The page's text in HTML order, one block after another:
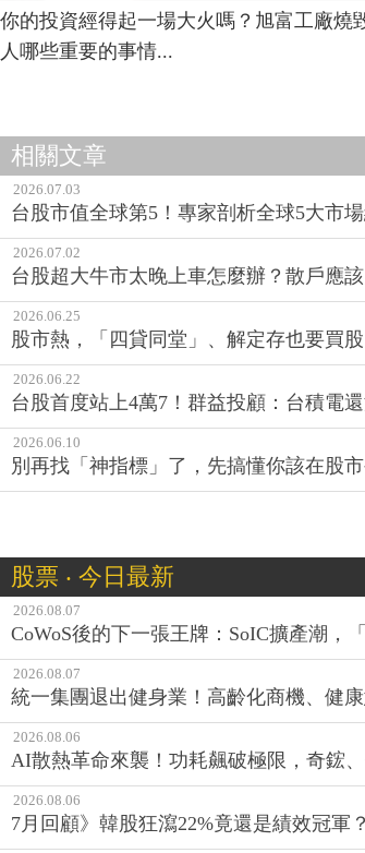
你的投資經得起一場大火嗎？旭富工廠燒
人哪些重要的事情...
相關文章
2026.07.03
台股市值全球第5！專家剖析全球5大市
2026.07.02
台股超大牛市太晚上車怎麼辦？散戶應
2026.06.25
股市熱，「四貸同堂」、解定存也要買
2026.06.22
台股首度站上4萬7！群益投顧：台積電
2026.06.10
別再找「神指標」了，先搞懂你該在股
股票 ‧ 今日最新
2026.08.07
CoWoS後的下一張王牌：SoIC擴產潮，
2026.08.07
統一集團退出健身業！高齡化商機、健
2026.08.06
AI散熱革命來襲！功耗飆破極限，奇鋐
2026.08.06
7月回顧》韓股狂瀉22%竟還是績效冠軍